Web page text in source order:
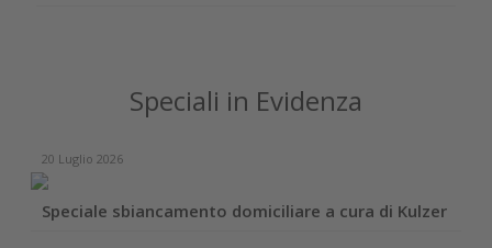
Speciali in Evidenza
20 Luglio 2026
Speciale sbiancamento domiciliare a cura di Kulzer